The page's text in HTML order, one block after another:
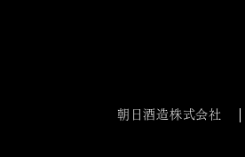
朝日酒造株式会社